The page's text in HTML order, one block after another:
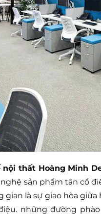
thất Hoàng Minh
sản phẩm tân cổ
gian là sự giao hòa
những đường